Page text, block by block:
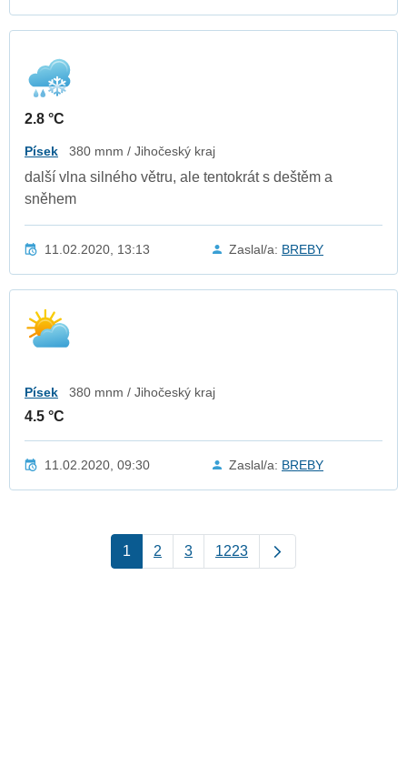
2.8 °C
Písek 380 mnm / Jihočeský kraj
další vlna silného větru, ale tentokrát s deštěm a
sněhem
11.02.2020, 13:13 Zaslal/a: BREBY
Písek 380 mnm / Jihočeský kraj
4.5 °C
11.02.2020, 09:30 Zaslal/a: BREBY
1 2 3 1223